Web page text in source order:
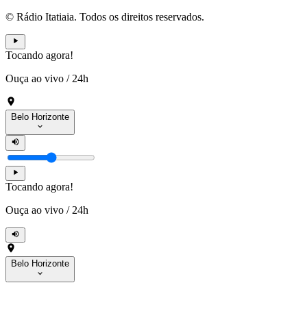
© Rádio Itatiaia. Todos os direitos reservados.
Tocando agora!
Ouça ao vivo / 24h
Belo Horizonte
Tocando agora!
Ouça ao vivo / 24h
Belo Horizonte